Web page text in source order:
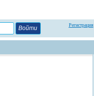
Регистрация